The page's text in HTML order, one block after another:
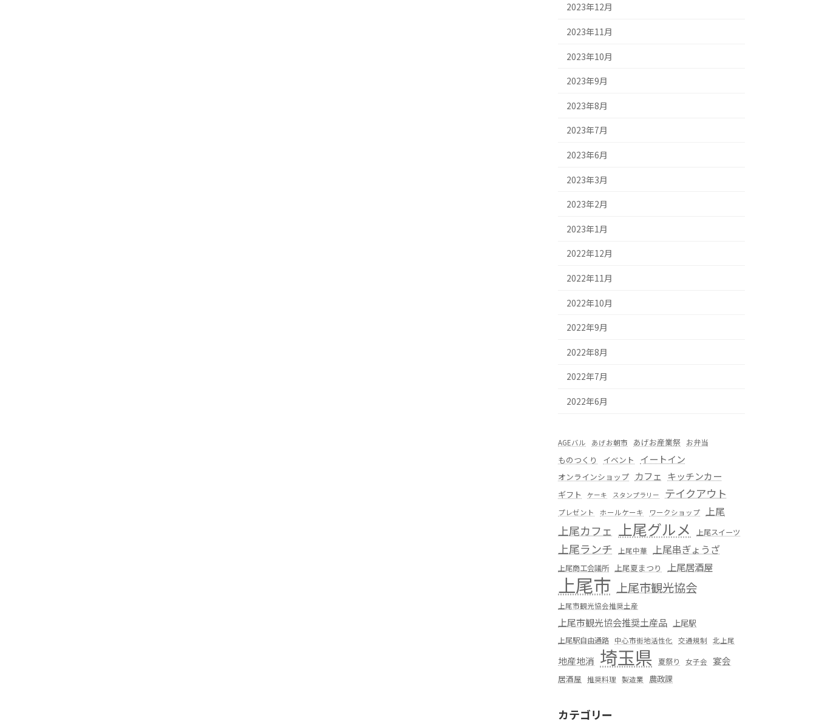
2023年12月
2023年11月
2023年10月
2023年9月
2023年8月
2023年7月
2023年6月
2023年3月
2023年2月
2023年1月
2022年12月
2022年11月
2022年10月
2022年9月
2022年8月
2022年7月
2022年6月
AGEバル あげお朝市 あげお産業祭 お弁当
ものつくり イベント イートイン
オンラインショップ カフェ キッチンカー
ギフト ケーキ スタンプラリー テイクアウト
プレゼント ホールケーキ ワークショップ 上尾
上尾カフェ 上尾グルメ 上尾スイーツ
上尾ランチ 上尾中華 上尾串ぎょうざ
上尾商工会議所 上尾夏まつり 上尾居酒屋
上尾市 上尾市観光協会
上尾市観光協会推奨土産
上尾市観光協会推奨土産品 上尾駅
上尾駅自由通路 中心市街地活性化 交通規制 北上尾
地産地消 埼玉県 夏祭り 女子会 宴会
居酒屋 推奨料理 製造業 農政課
カテゴリー